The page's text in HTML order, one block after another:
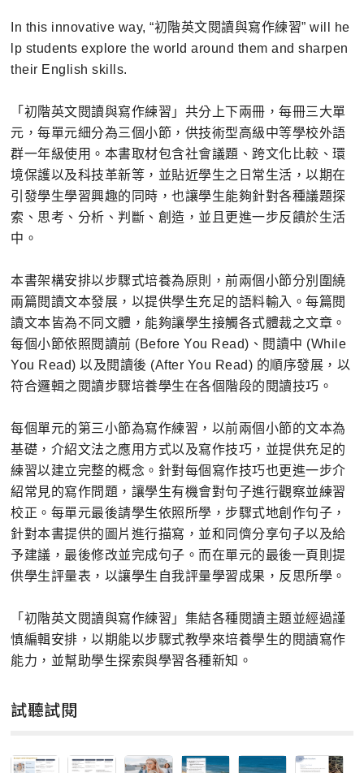
In this innovative way, “初階英文閱讀與寫作練習” will he
lp students explore the world around them and sharpen
their English skills.
「初階英文閱讀與寫作練習」共分上下兩冊，每冊三大單
元，每單元細分為三個小節，供技術型高級中等學校外語
群一年級使用。本書取材包含社會議題、跨文化比較、環
境保護以及科技革新等，並貼近學生之日常生活，以期在
引發學生學習興趣的同時，也讓學生能夠針對各種議題探
索、思考、分析、判斷、創造，並且更進一步反饋於生活
中。
本書架構安排以步驟式培養為原則，前兩個小節分別圍繞
兩篇閱讀文本發展，以提供學生充足的語料輸入。每篇閱
讀文本皆為不同文體，能夠讓學生接觸各式體裁之文章。
每個小節依照閱讀前 (Before You Read)、閱讀中 (While
You Read) 以及閱讀後 (After You Read) 的順序發展，以
符合邏輯之閱讀步驟培養學生在各個階段的閱讀技巧。
每個單元的第三小節為寫作練習，以前兩個小節的文本為
基礎，介紹文法之應用方式以及寫作技巧，並提供充足的
練習以建立完整的概念。針對每個寫作技巧也更進一步介
紹常見的寫作問題，讓學生有機會對句子進行觀察並練習
校正。每單元最後請學生依照所學，步驟式地創作句子，
針對本書提供的圖片進行描寫，並和同儕分享句子以及給
予建議，最後修改並完成句子。而在單元的最後一頁則提
供學生評量表，以讓學生自我評量學習成果，反思所學。
「初階英文閱讀與寫作練習」集結各種閱讀主題並經過謹
慎編輯安排，以期能以步驟式教學來培養學生的閱讀寫作
能力，並幫助學生探索與學習各種新知。
試聽試閱